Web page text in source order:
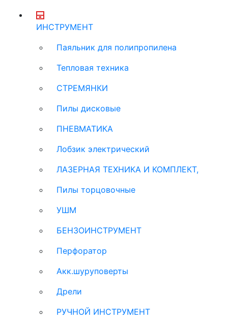
ИНСТРУМЕНТ
Паяльник для полипропилена
Тепловая техника
СТРЕМЯНКИ
Пилы дисковые
ПНЕВМАТИКА
Лобзик электрический
ЛАЗЕРНАЯ ТЕХНИКА И КОМПЛЕКТ,
Пилы торцовочные
УШМ
БЕНЗОИНСТРУМЕНТ
Перфоратор
Акк.шуруповерты
Дрели
РУЧНОЙ ИНСТРУМЕНТ